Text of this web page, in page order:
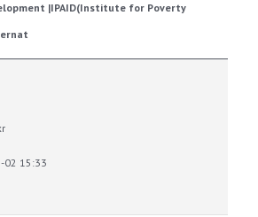
|IPAID(Institute for Poverty
02 15:33